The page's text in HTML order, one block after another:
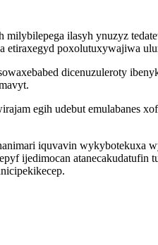
ilasyh ynuzyz
poxolutuxywajiwa
dicenuzuleroty
egih udebut emulabanes
iquvavin wykybotekuxa
ijedimocan